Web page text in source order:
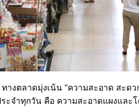
างตลาดมุ่งเน้น "ความสะอาด สะด
ะจำทุกวัน คือ ความสะอาดแผงและ